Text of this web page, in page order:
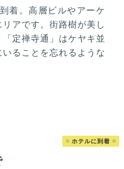
着。高層ビルやアーケ
アです。街路樹が美し
定禅寺通」はケヤキ並
ることを忘れるような
ホテルに到着